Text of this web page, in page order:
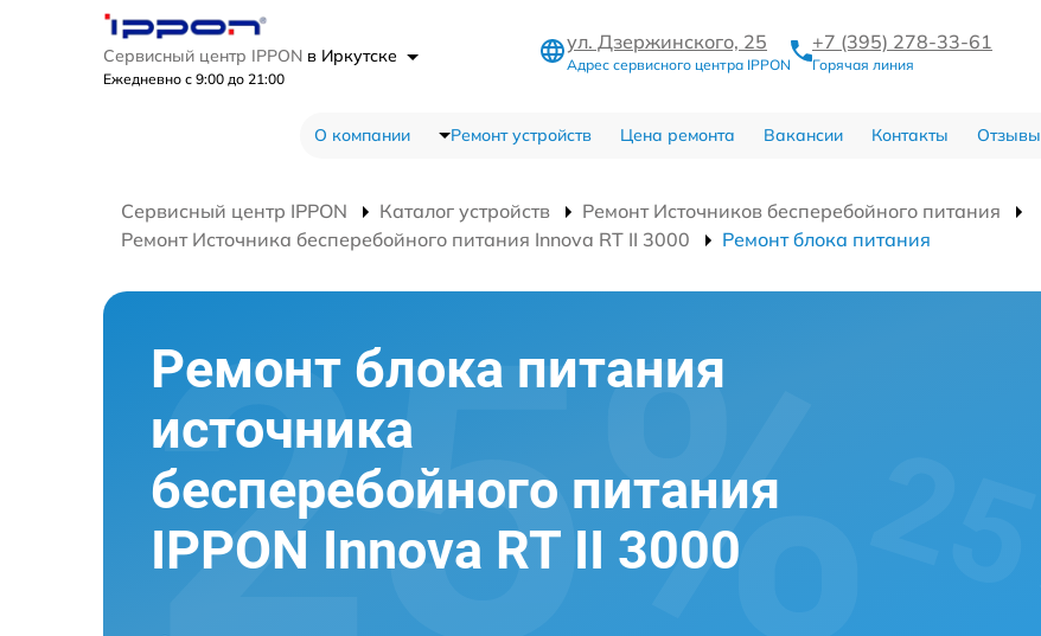
Сервисный центр IPPON в Иркутске
Ежедневно с 9:00 до 21:00
ул. Дзержинского, 25
Адрес сервисного центра IPPON
+7 (395) 278-33-61
Горячая линия
О компании Ремонт устройств Цена ремонта Вакансии Контакты Отзывы
Сервисный центр IPPON Каталог устройств
Ремонт Источников бесперебойного питания
Ремонт Источника бесперебойного питания Innova RT II 3000
Ремонт блока питания
Ремонт блока питания
источника
бесперебойного питания
IPPON Innova RT II 3000